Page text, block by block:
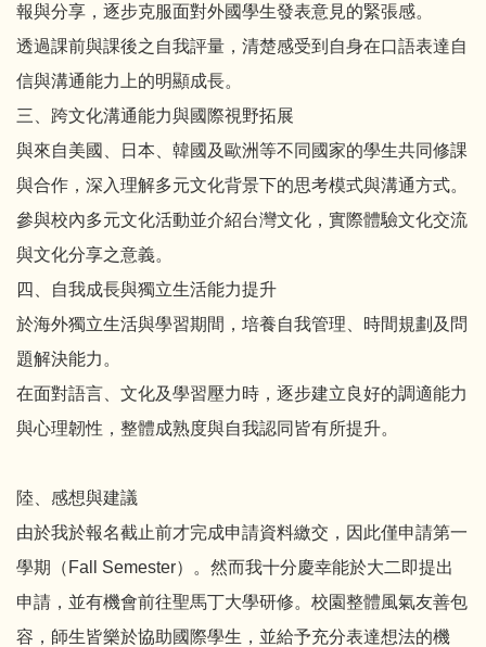
報與分享，逐步克服面對外國學生發表意見的緊張感。
透過課前與課後之自我評量，清楚感受到自身在口語表達自
信與溝通能力上的明顯成長。
三、跨文化溝通能力與國際視野拓展
與來自美國、日本、韓國及歐洲等不同國家的學生共同修課
與合作，深入理解多元文化背景下的思考模式與溝通方式。
參與校內多元文化活動並介紹台灣文化，實際體驗文化交流
與文化分享之意義。
四、自我成長與獨立生活能力提升
於海外獨立生活與學習期間，培養自我管理、時間規劃及問
題解決能力。
在面對語言、文化及學習壓力時，逐步建立良好的調適能力
與心理韌性，整體成熟度與自我認同皆有所提升。
陸、感想與建議
由於我於報名截止前才完成申請資料繳交，因此僅申請第一
學期（Fall Semester）。然而我十分慶幸能於大二即提出
申請，並有機會前往聖馬丁大學研修。校園整體風氣友善包
容，師生皆樂於協助國際學生，並給予充分表達想法的機